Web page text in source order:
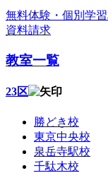
無料体験・個別学
資料請求
教室一覧
23区
勝どき校
東京中央校
泉岳寺駅校
千駄木校